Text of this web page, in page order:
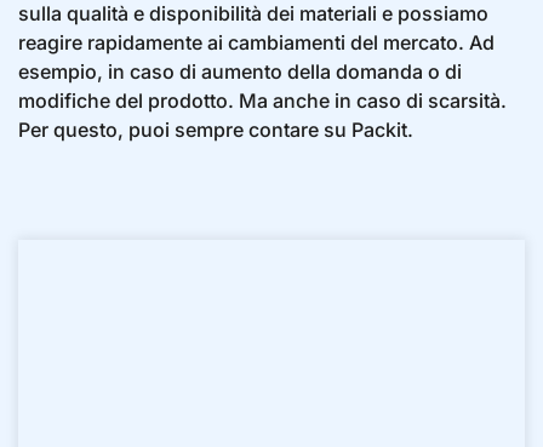
sulla qualità e disponibilità dei materiali e possiamo
reagire rapidamente ai cambiamenti del mercato. Ad
esempio, in caso di aumento della domanda o di
modifiche del prodotto. Ma anche in caso di scarsità.
Per questo, puoi sempre contare su Packit.